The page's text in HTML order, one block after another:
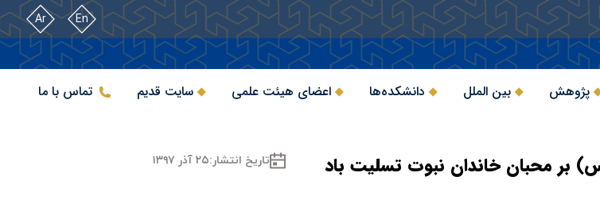
En
Ar
پژوهش بین الملل دانشکده‌ها اعضای هیئت علمی سایت قدیم تماس با ما
بر محبان خاندان نبوت تسلیت باد تاریخ انتشار:۲۵ آذر ۱۳۹۷